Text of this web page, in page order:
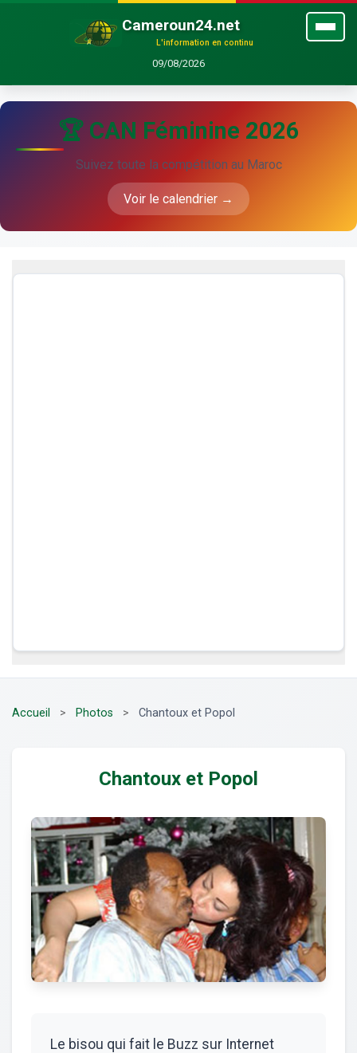
Cameroun24.net
L'information en continu
09/08/2026
🏆 CAN Féminine 2026
Suivez toute la compétition au Maroc
Voir le calendrier →
Accueil > Photos > Chantoux et Popol
Chantoux et Popol
Le bisou qui fait le Buzz sur Internet